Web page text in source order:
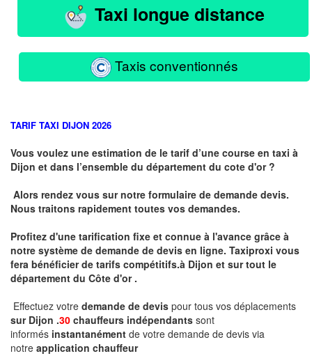
Taxi longue distance
Taxis conventionnés
TARIF TAXI DIJON 2026
Vous voulez une estimation de le tarif d’une course en taxi à
Dijon et dans l’ensemble du département du cote d'or ?
Alors rendez vous sur notre formulaire de demande devis.
Nous traitons rapidement toutes vos demandes.
Profitez d'une tarification fixe et connue à l'avance grâce à
notre système de demande de devis en ligne. Taxiproxi vous
fera bénéficier de tarifs compétitifs.à Dijon et sur tout le
département du Côte d'or .
Effectuez votre demande de devis pour tous vos déplacements
sur Dijon .30 chauffeurs indépendants sont
informés instantanément de votre demande de devis via
notre application chauffeur